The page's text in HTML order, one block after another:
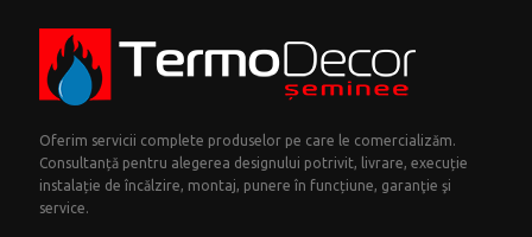
Oferim servicii complete produselor pe care le comercializăm.
Consultanță pentru alegerea designului potrivit, livrare, execuție
instalație de încălzire, montaj, punere în funcțiune, garanţie şi
service.